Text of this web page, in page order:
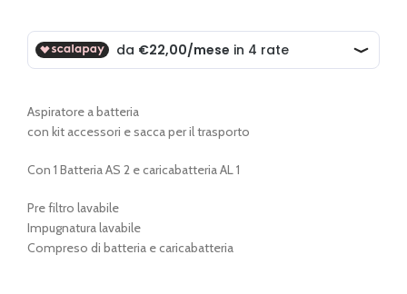
era:
€ 89,00.
è:
€ 88,00.
Aspiratore a batteria
con kit accessori e sacca per il trasporto
Con 1 Batteria AS 2 e caricabatteria AL 1
Pre filtro lavabile
Impugnatura lavabile
Compreso di batteria e caricabatteria